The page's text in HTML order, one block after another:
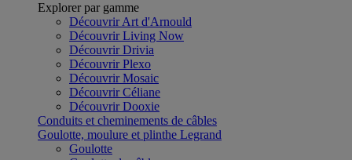
Explorer par gamme
Découvrir Art d'Arnould
Découvrir Living Now
Découvrir Drivia
Découvrir Plexo
Découvrir Mosaic
Découvrir Céliane
Découvrir Dooxie
Conduits et cheminements de câbles
Goulotte, moulure et plinthe Legrand
Goulotte